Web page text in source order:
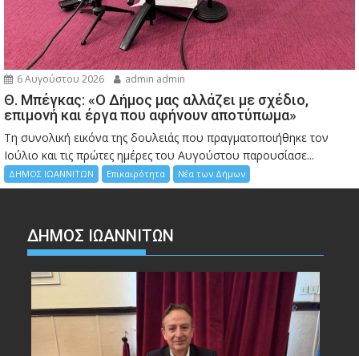
6 Αυγούστου 2026 admin admin
Θ. Μπέγκας: «Ο Δήμος μας αλλάζει με σχέδιο,
επιμονή και έργα που αφήνουν αποτύπωμα»
Τη συνολική εικόνα της δουλειάς που πραγματοποιήθηκε τον
Ιούλιο και τις πρώτες ημέρες του Αυγούστου παρουσίασε...
ΔΗΜΟΣ ΙΩΑΝΝΙΤΩΝ Επικαιρότητα Νέα των Δήμων
ΔΗΜΟΣ ΙΩΑΝΝΙΤΩΝ